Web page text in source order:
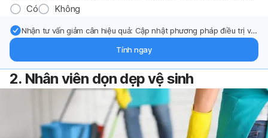
Có Không
Nhận tư vấn giảm cân hiệu quả: Cập nhật phương pháp điều trị và
Tính ngay
2. Nhân viên dọn dẹp vệ sinh